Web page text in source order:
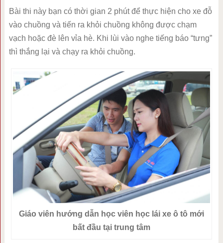
Bài thi này bạn có thời gian 2 phút để thực hiện cho xe đỗ
vào chuồng và tiến ra khỏi chuồng không được chạm
vạch hoặc đè lên vỉa hè. Khi lùi vào nghe tiếng báo “tưng”
thì thắng lại và chạy ra khỏi chuồng.
Giáo viên hướng dẫn học viên học lái xe ô tô mới
bất đầu tại trung tâm